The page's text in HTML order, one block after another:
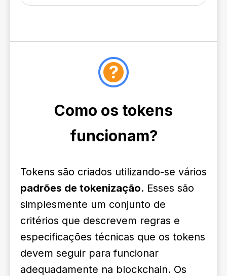
Como os tokens
funcionam?
Tokens são criados utilizando-se vários
padrões de tokenização. Esses são
simplesmente um conjunto de
critérios que descrevem regras e
especificações técnicas que os tokens
devem seguir para funcionar
adequadamente na blockchain. Os